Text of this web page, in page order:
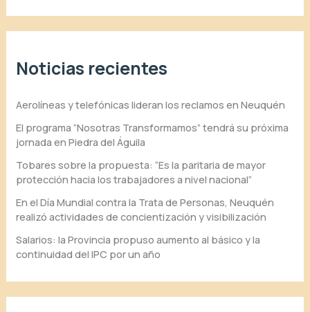
Noticias recientes
Aerolíneas y telefónicas lideran los reclamos en Neuquén
El programa “Nosotras Transformamos” tendrá su próxima
jornada en Piedra del Águila
Tobares sobre la propuesta: “Es la paritaria de mayor
protección hacia los trabajadores a nivel nacional”
En el Día Mundial contra la Trata de Personas, Neuquén
realizó actividades de concientización y visibilización
Salarios: la Provincia propuso aumento al básico y la
continuidad del IPC por un año